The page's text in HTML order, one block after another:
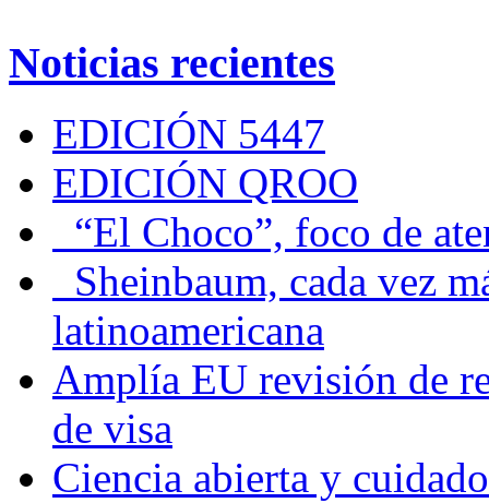
Noticias recientes
EDICIÓN 5447
EDICIÓN QROO
“El Choco”, foco de
Sheinbaum, cada vez
latinoamericana
Amplía EU revisión de
de visa
Ciencia abierta y